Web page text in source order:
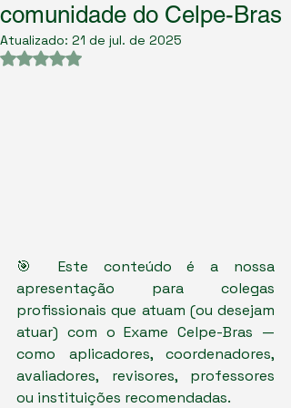
comunidade do Celpe-Bras
Atualizado: 21 de jul. de 2025
Avaliado com NaN de 5 estrelas.
🎯 Este conteúdo é a nossa
apresentação para colegas
profissionais que atuam (ou desejam
atuar) com o Exame Celpe-Bras —
como aplicadores, coordenadores,
avaliadores, revisores, professores
ou instituições recomendadas.